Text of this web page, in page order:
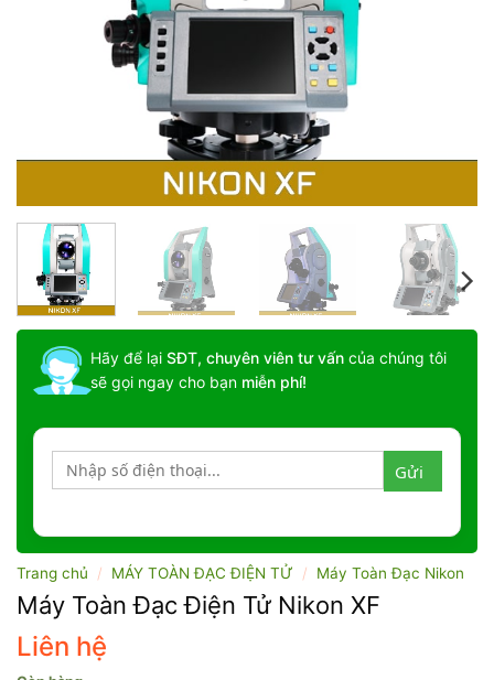
Hãy để lại SĐT, chuyên viên tư vấn của chúng tôi
sẽ gọi ngay cho bạn miễn phí!
Trang chủ / MÁY TOÀN ĐẠC ĐIỆN TỬ / Máy Toàn Đạc Nikon
Máy Toàn Đạc Điện Tử Nikon XF
Liên hệ